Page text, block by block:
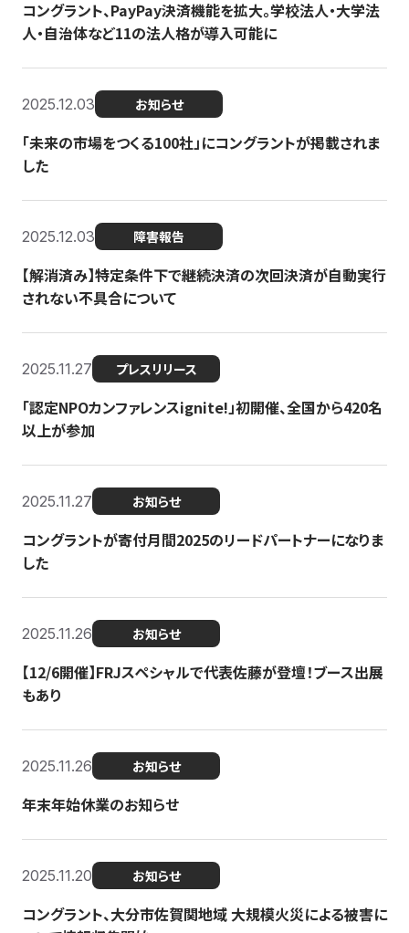
コングラント、PayPay決済機能を拡大。学校法人・大学法
人・自治体など11の法人格が導入可能に
2025.12.03 お知らせ
「未来の市場をつくる100社」にコングラントが掲載されま
した
2025.12.03 障害報告
【解消済み】特定条件下で継続決済の次回決済が自動実行
されない不具合について
2025.11.27 プレスリリース
「認定NPOカンファレンスignite!」初開催、全国から420名
以上が参加
2025.11.27 お知らせ
コングラントが寄付月間2025のリードパートナーになりま
した
2025.11.26 お知らせ
【12/6開催】FRJスペシャルで代表佐藤が登壇！ブース出展
もあり
2025.11.26 お知らせ
年末年始休業のお知らせ
2025.11.20 お知らせ
コングラント、大分市佐賀関地域 大規模火災による被害に